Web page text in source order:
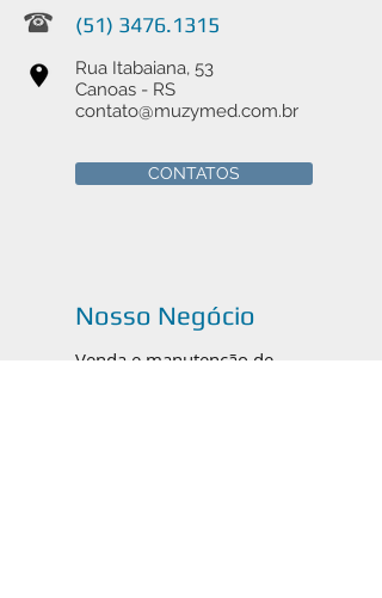
(51) 3476.1315
Rua Itabaiana, 53
Canoas - RS
contato@muzymed.com.br
Nosso Negócio
Venda e manutenção de
CONTATOS